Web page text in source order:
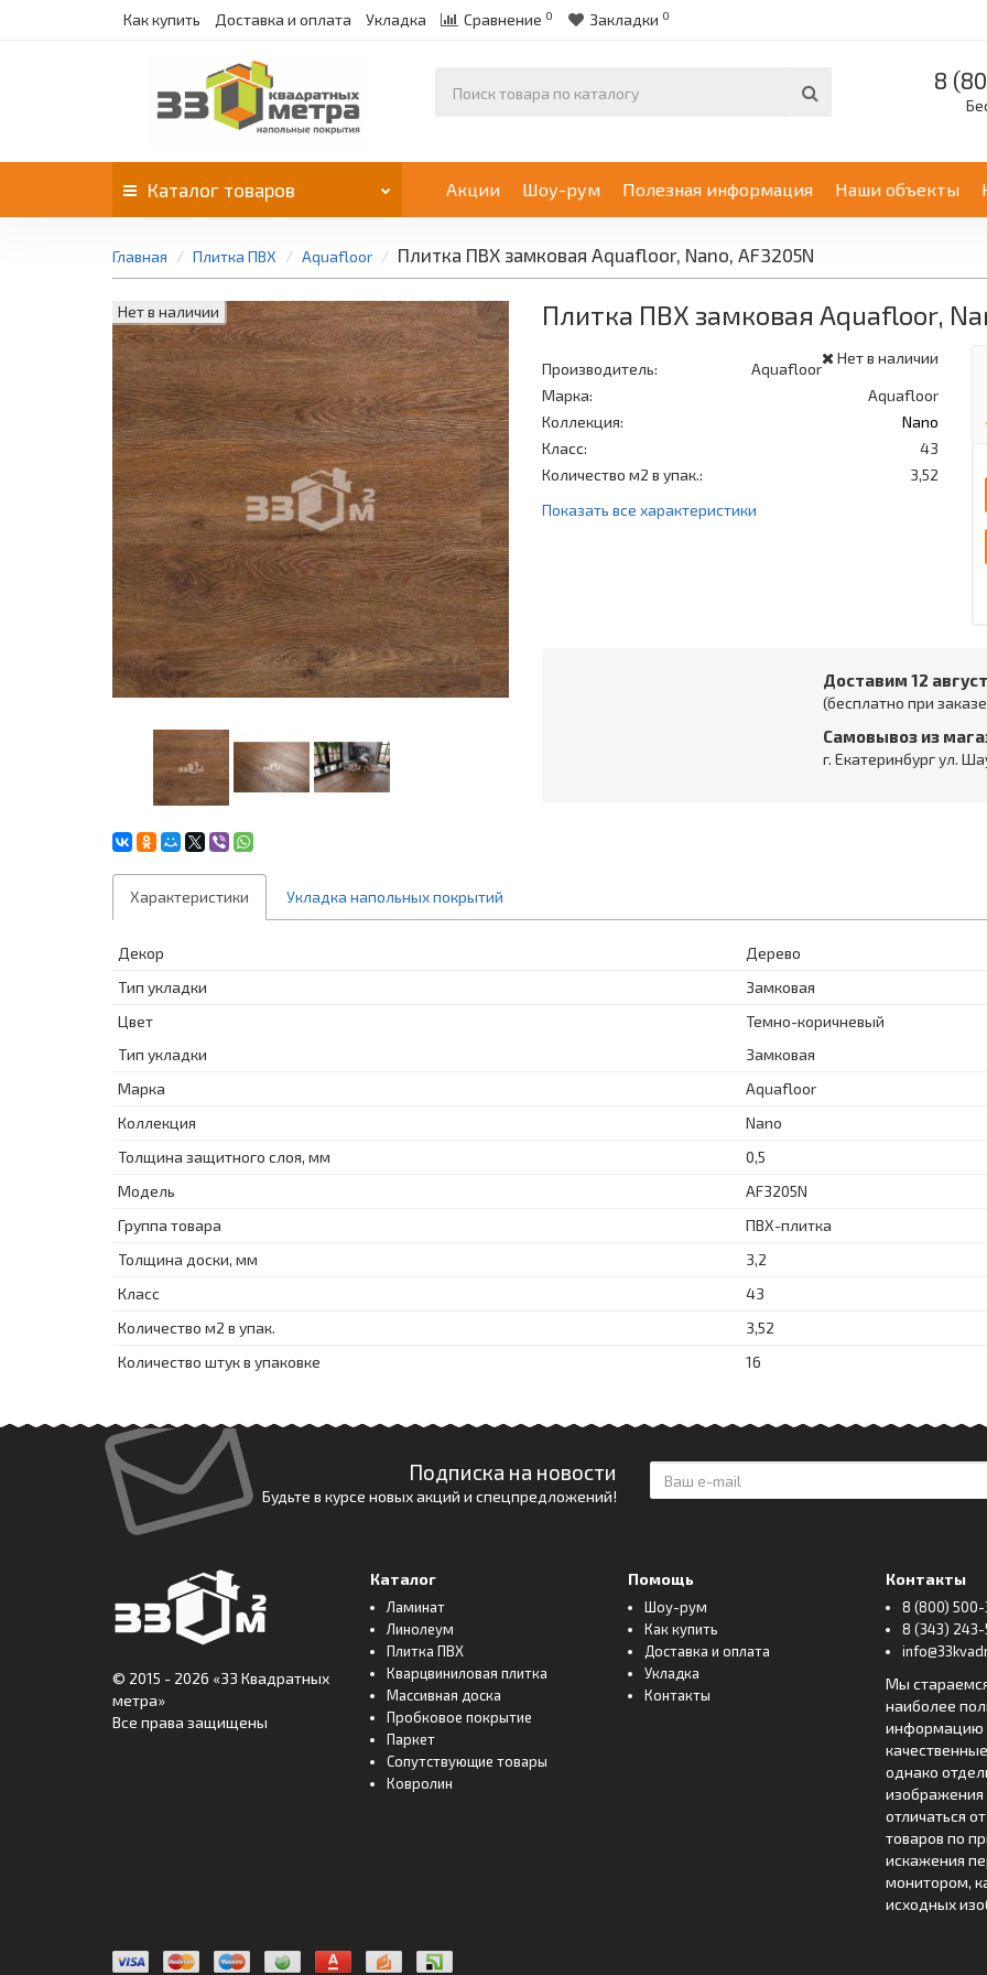
Как купить Доставка и оплата Укладка Сравнение 0 Закладки 0
8
Каталог товаров Акции Шоу-рум Полезная информация Наши объекты
Главная Плитка ПВХ Aquafloor Плитка ПВХ замковая Aquafloor, Nano, AF3205N
Нет в наличии Плитка ПВХ замковая Aquafloor,
Нет в наличии
Производитель:
Aquafloor
Марка:
Aquafloor
Коллекция:
Nano
Класс:
43
Количество м2 в упак.:
3,52
Показать все характеристики
Доставим 12
(бесплатно при
Самовывоз из
г. Екатеринбург ул.
Характеристики Укладка напольных покрытий
Декор
Дерево
Тип укладки
Замковая
Цвет
Темно-коричневый
Тип укладки
Замковая
Марка
Aquafloor
Коллекция
Nano
Толщина защитного слоя, мм
0,5
Модель
AF3205N
Группа товара
ПВХ-плитка
Толщина доски, мм
3,2
Класс
43
Количество м2 в упак.
3,52
Количество штук в упаковке
16
Подписка на новости
Будьте в курсе новых акций и спецпредложений!
© 2015 - 2026 «33 Квадратных
метра»
Все права защищены
Каталог
Ламинат
Линолеум
Плитка ПВХ
Кварцвиниловая плитка
Массивная доска
Пробковое покрытие
Паркет
Сопутствующие товары
Ковролин
Помощь
Шоу-рум
Как купить
Доставка и оплата
Укладка
Контакты
Контакты
8 (800) 500-
8 (343)
Мы
наиболее
информацию
однако
изображения
отличаться
товаров по
искажения
монитором,
исходных